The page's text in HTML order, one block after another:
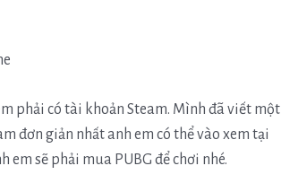
phải có tài khoản Steam. Mình đã viết một
đơn giản nhất anh em có thể vào xem tại
em sẽ phải mua PUBG để chơi nhé.